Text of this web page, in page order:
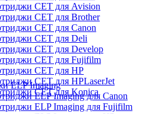
CET для Avision
CET для Brother
CET для Canon
CET для Deli
CET для Develop
CET для Fujifilm
CET для HP
CET для HPLaserJet
CET для Konica
ELP Imaging
ELP Imaging для Canon
ELP Imaging для Fujifilm